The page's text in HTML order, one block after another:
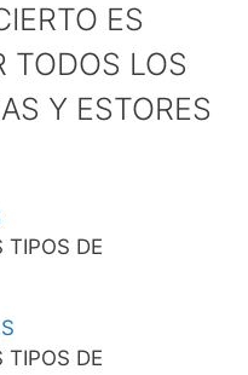
ES
TODOS LOS
Y ESTORES
TIPOS DE
TIPOS DE